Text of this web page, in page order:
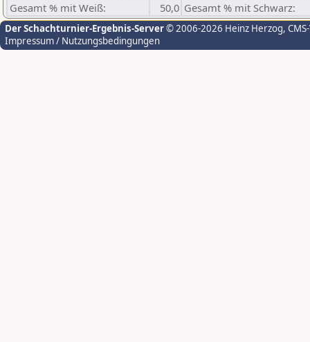
Gesamt % mit Weiß:
50,0 Gesamt % mit Schwarz:
Der Schachturnier-Ergebnis-Server© 2006-2026 Heinz Herzog,
Impressum / Nutzungsbedingungen